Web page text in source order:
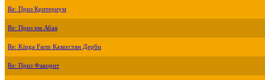
Re: Приз Критериум
Re: Приз им.Абая
Re: Kinga Farm Казахстан Дерби
Re: Приз Фаворит